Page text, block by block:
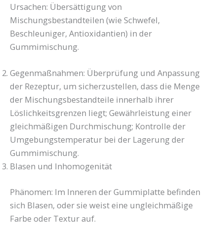
Ursachen: Übersättigung von
Mischungsbestandteilen (wie Schwefel,
Beschleuniger, Antioxidantien) in der
Gummimischung.
Gegenmaßnahmen: Überprüfung und Anpassung
der Rezeptur, um sicherzustellen, dass die Menge
der Mischungsbestandteile innerhalb ihrer
Löslichkeitsgrenzen liegt; Gewährleistung einer
gleichmäßigen Durchmischung; Kontrolle der
Umgebungstemperatur bei der Lagerung der
Gummimischung.
Blasen und Inhomogenität
Phänomen: Im Inneren der Gummiplatte befinden
sich Blasen, oder sie weist eine ungleichmäßige
Farbe oder Textur auf.